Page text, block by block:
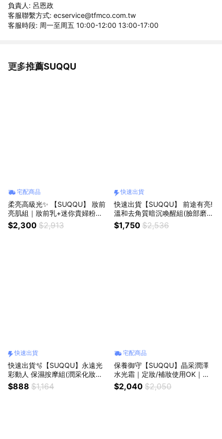
負責人: 呂恩政
客服聯繫方式: ecservice@tfmco.com.tw
客服時段: 周一至周五 10:00-12:00 13:00-17:00
更多推薦SUQQU
看更多
宅配商品
柔亮高級光✨ 【SUQQU】 妝前
亮肌組｜妝前乳+迷你貴婦粉霜
+盥洗包｜1+1｜旅行隨身外出補
妝｜生日快樂｜保濕遮瑕｜獨家
$2,300 $2,913
快速出貨
快速出貨【SUQQU】 前途有亮!
溫和去角質暗沉喚醒組(臉部磨砂
膏100g+潤采水凝露20ml)｜生
日快樂｜送禮自用
$1,750 $2,536
快速出貨
快速出貨🫧【SUQQU】永遠光
彩動人 保濕按摩組(潤采化妝水2
0ml+按摩霜6gx3)｜隨身便攜旅
行外出｜生日快樂｜送禮自用
$888 $1,164
宅配商品
保養御守【SUQQU】晶采潤澤
水光霜｜定妝/補妝使用OK｜全
臉、頭髮、手背與頸部皆可用｜
大人系多效水光霜｜生日快樂
$2,040 $2,050